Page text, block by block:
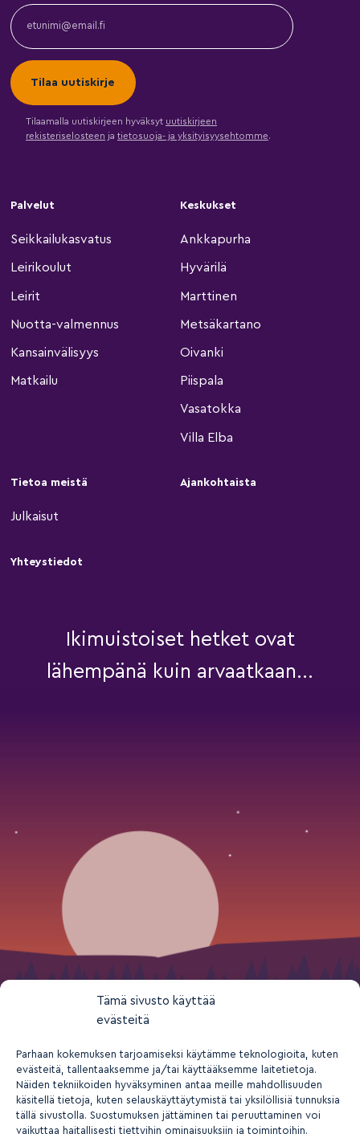
Tämä sivusto käyttää
evästeitä
Parhaan kokemuksen tarjoamiseksi käytämme teknologioita, kuten
evästeitä, tallentaaksemme ja/tai käyttääksemme laitetietoja.
Näiden tekniikoiden hyväksyminen antaa meille mahdollisuuden
käsitellä tietoja, kuten selauskäyttäytymistä tai yksilöllisiä tunnuksia
tällä sivustolla. Suostumuksen jättäminen tai peruuttaminen voi
vaikuttaa haitallisesti tiettyihin ominaisuuksiin ja toimintoihin.
Tilaamalla uutiskirjeen hyväksyt uutiskirjeen
rekisteriselosteen ja tietosuoja- ja yksityisyysehtomme.
Palvelut
Seikkailukasvatus
Leirikoulut
Leirit
Nuotta-valmennus
Kansainvälisyys
Matkailu
Keskukset
Ankkapurha
Hyvärilä
Marttinen
Metsäkartano
Oivanki
Piispala
Vasatokka
Villa Elba
Tietoa meistä
Julkaisut
Ajankohtaista
Yhteystiedot
Ikimuistoiset hetket ovat
lähempänä kuin arvaatkaan...